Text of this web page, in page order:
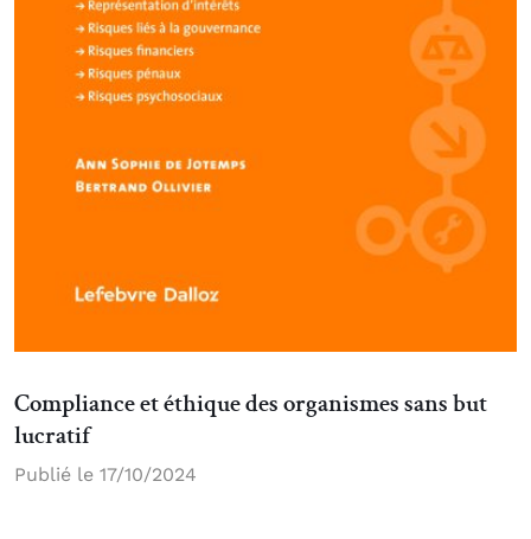
Compliance et éthique des organismes sans but
lucratif
Publié le 17/10/2024